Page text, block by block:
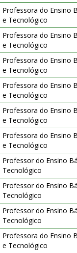
Professora do Ensino
e Tecnológico
Professora do Ensino
e Tecnológico
Professora do Ensino
e Tecnológico
Professora do Ensino
e Tecnológico
Professora do Ensino
e Tecnológico
Professora do Ensino
e Tecnológico
Professor do Ensino
Tecnológico
Professor do Ensino
Tecnológico
Professor do Ensino
Tecnológico
Professora do Ensino
e Tecnológico